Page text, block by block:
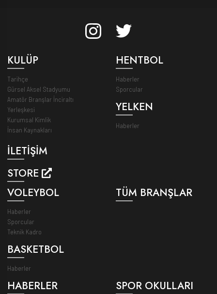
KULÜP
Tarihçe
Gürsel Aksel Stadyumu
Amatör Branşlar İnciraltı
Yerleşkesi
Kurumsal Kimlik
İnsan Kaynakları
İLETİŞİM
STORE
HENTBOL
Haberler
Sporcular
YELKEN
Haberler
VOLEYBOL
Haberler
Sporcular
Teknik Kadro
BASKETBOL
Haberler
TÜM BRANŞLAR
HABERLER SPOR OKULLARI